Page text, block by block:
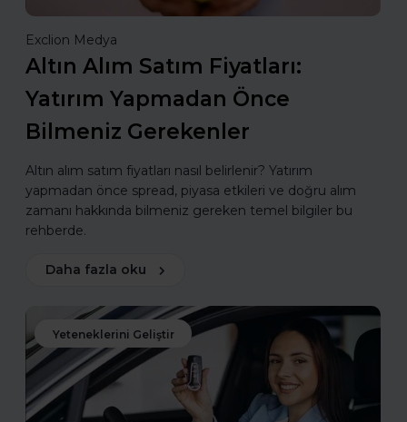
Exclion Medya
Altın Alım Satım Fiyatları:
Yatırım Yapmadan Önce
Bilmeniz Gerekenler
Altın alım satım fiyatları nasıl belirlenir? Yatırım
yapmadan önce spread, piyasa etkileri ve doğru alım
zamanı hakkında bilmeniz gereken temel bilgiler bu
rehberde.
Daha fazla oku
Yeteneklerini Geliştir